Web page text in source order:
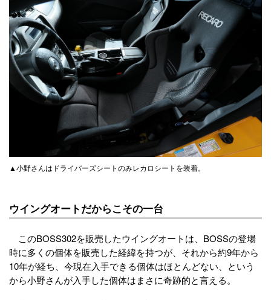
▲小野さんはドライバーズシートのみレカロシートを装着。
ウイングオートだからこその一台
このBOSS302を販売したウイングオートは、BOSSの登場
時に多くの個体を販売した経緯を持つが、それから約9年から
10年が経ち、今現在入手できる個体はほとんどない、という
から小野さんが入手した個体はまさに奇跡的と言える。